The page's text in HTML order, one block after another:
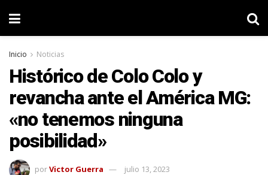
Inicio Noticias
Histórico de Colo Colo y
revancha ante el América MG:
«no tenemos ninguna
posibilidad»
porVictor Guerra julio 13, 2023